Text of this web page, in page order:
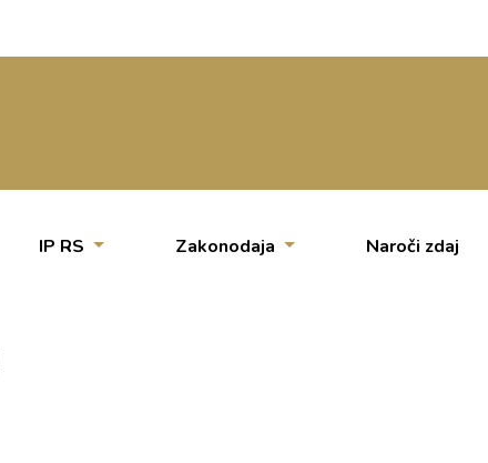
IP RS Zakonodaja Naroči zdaj